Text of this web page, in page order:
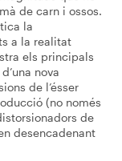
de carn i ossos.
la
a la realitat
els principals
nova
de l’ésser
(no només
de
desencadenant